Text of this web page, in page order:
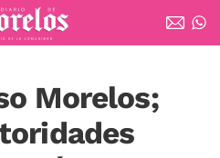
Morelos;